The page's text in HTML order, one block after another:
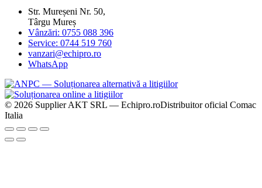
Str. Mureșeni Nr. 50,
Târgu Mureș
Vânzări: 0755 088 396
Service: 0744 519 760
vanzari@echipro.ro
WhatsApp
© 2026 Supplier AKT SRL — Echipro.roDistribuitor oficial Comac
Italia